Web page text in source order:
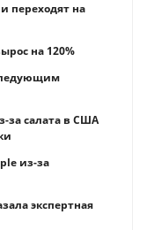
переходят на
на 120%
за салата в США
из-за
экспертная